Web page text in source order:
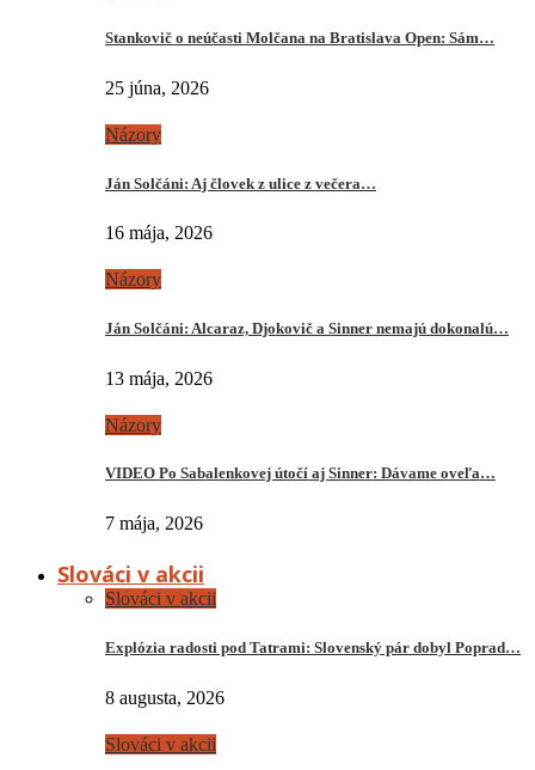
Stankovič o neúčasti Molčana na Bratislava Open: Sám…
25 júna, 2026
Názory
Ján Solčáni: Aj človek z ulice z večera…
16 mája, 2026
Názory
Ján Solčáni: Alcaraz, Djokovič a Sinner nemajú dokonalú…
13 mája, 2026
Názory
VIDEO Po Sabalenkovej útočí aj Sinner: Dávame oveľa…
7 mája, 2026
Slováci v akcii
Slováci v akcii
Explózia radosti pod Tatrami: Slovenský pár dobyl Poprad…
8 augusta, 2026
Slováci v akcii